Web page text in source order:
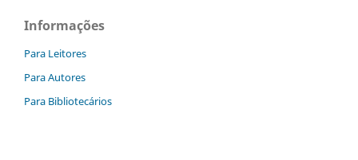
Informações
Para Leitores
Para Autores
Para Bibliotecários